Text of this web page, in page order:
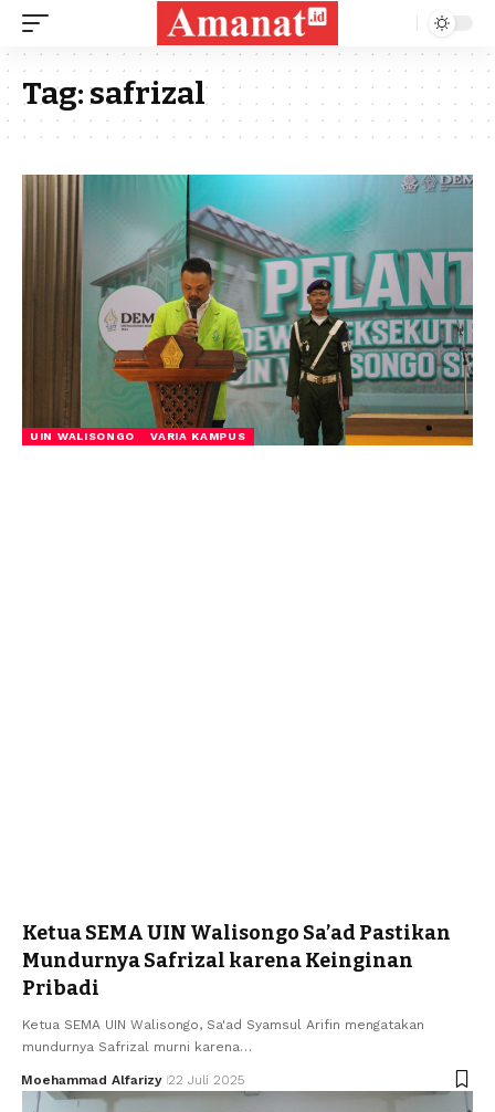
Tag:safrizal
UIN WALISONGO VARIA KAMPUS
Ketua SEMA UIN Walisongo Sa’ad Pastikan
Mundurnya Safrizal karena Keinginan
Pribadi
Ketua SEMA UIN Walisongo, Sa'ad Syamsul Arifin mengatakan
mundurnya Safrizal murni karena…
Moehammad Alfarizy 22 Juli 2025